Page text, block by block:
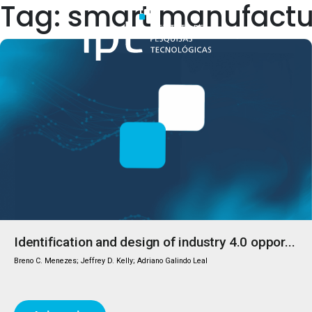
Tag: smart
Identification and design of industry 4.0 oppor...
Breno C. Menezes; Jeffrey D. Kelly; Adriano Galindo Leal